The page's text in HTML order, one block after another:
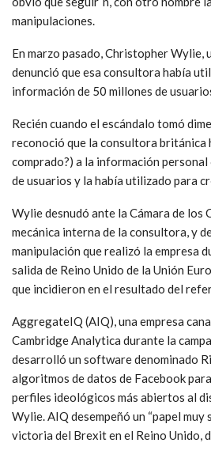
manipulaciones.
En marzo pasado, Christopher Wylie,
denunció que esa consultora había
información de 50 millones de
Recién cuando el escándalo tomó
reconoció que la consultora británica
comprado?) a la información personal
de usuarios y la había utilizado para
Wylie desnudó ante la Cámara de los
mecánica interna de la consultora, y
manipulación que realizó la empresa
salida de Reino Unido de la Unión
que incidieron en el resultado del
AggregateIQ (AIQ), una empresa
Cambridge Analytica durante la
desarrolló un software denominado
algoritmos de datos de Facebook
perfiles ideológicos más abiertos al
Wylie. AIQ desempeñó un “papel muy
victoria del Brexit en el Reino Unido,